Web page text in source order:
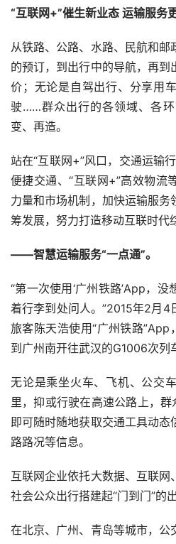
“互联网+”催生新业态 运输服务
从铁路、公路、水路、民航和
的预订，到出行中的导航，再
价；无论是自驾出行、分享用
驶……群众出行的各领域、各
变、再造。
站在“互联网+”风口，交通运输
便捷交通、“互联网+”高效物流
力量和市场机制，加快运输服务
筹发展，努力打造移动互联时代
——智慧运输服务“一点通”。
“第一次使用‘广州铁路’App，没
着行李到处问人。”2015年2月 4
旅客陈天浩使用“广州铁路”App
到广州南开往武汉的G1006次列
无论是乘坐火车、飞机、公交
里，抑或行驶在高速公路上，群
即可随时随地获取交通工具动
路路况等信息。
互联网企业依托大数据、互联网
社会公众出行搭建起“门到门”的
在北京、广州、青岛等城市，公